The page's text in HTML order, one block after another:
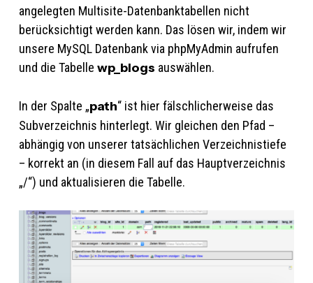
angelegten Multisite-Datenbanktabellen nicht
berücksichtigt werden kann. Das lösen wir, indem wir
unsere MySQL Datenbank via phpMyAdmin aufrufen
und die Tabelle wp_blogs auswählen.
In der Spalte „path“ ist hier fälschlicherweise das
Subverzeichnis hinterlegt. Wir gleichen den Pfad –
abhängig von unserer tatsächlichen Verzeichnistiefe
– korrekt an (in diesem Fall auf das Hauptverzeichnis
„/“) und aktualisieren die Tabelle.